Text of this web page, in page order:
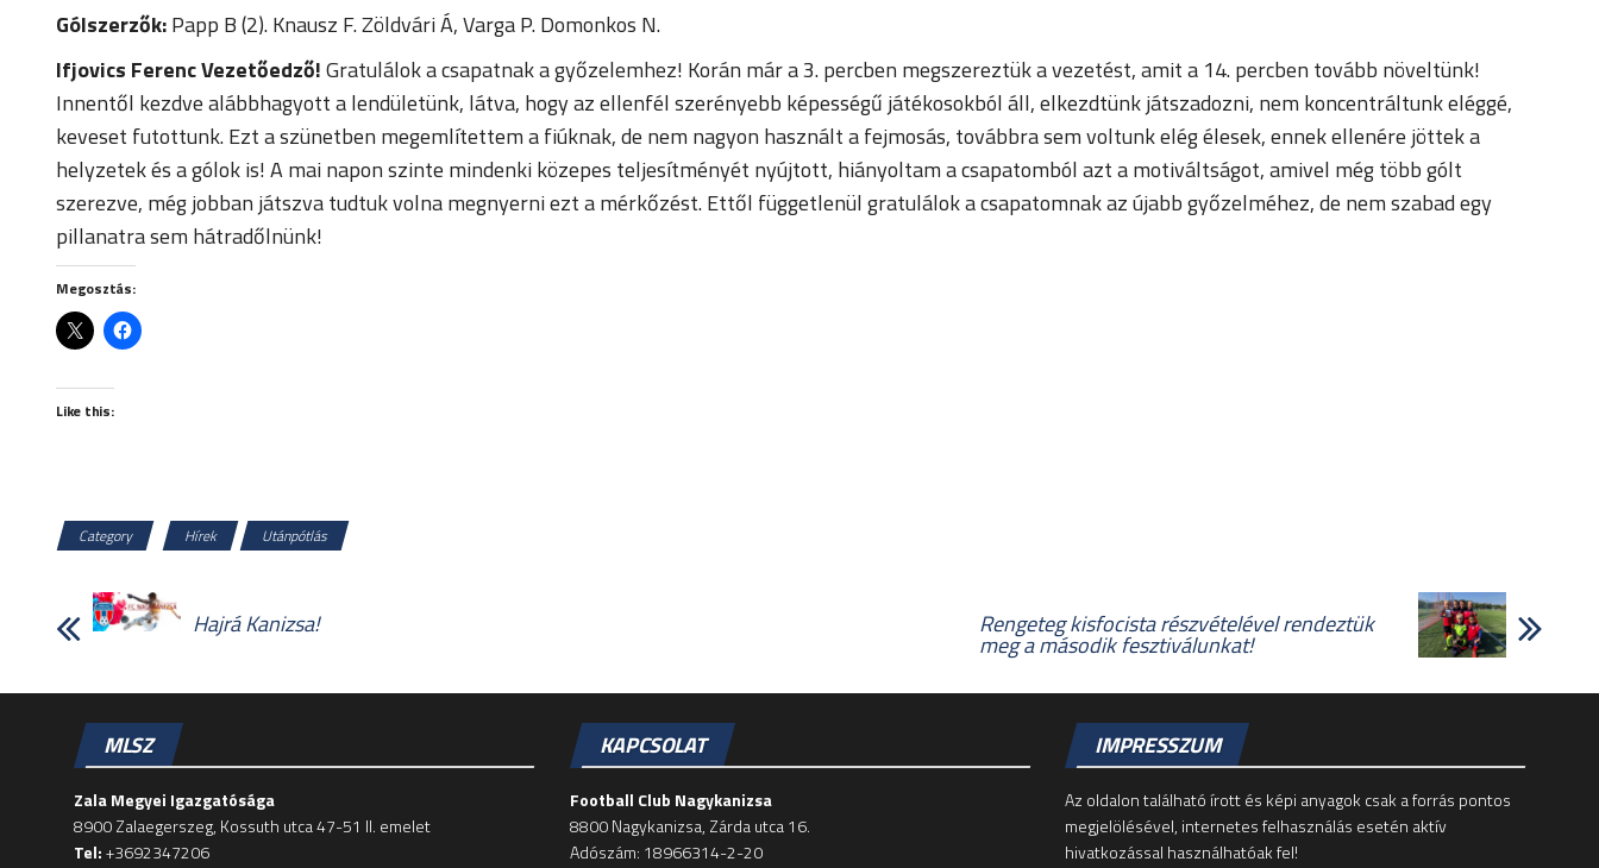
Gólszerzők:Papp B (2). Knausz F. Zöldvári Á, Varga P. Domonkos N.
Ifjovics Ferenc Vezetőedző!Gratulálok a csapatnak a győzelemhez! Korán már a 3. percben megszereztük a vezetést, amit a 14. percben tovább növeltünk!
Innentől kezdve alábbhagyott a lendületünk, látva, hogy az ellenfél szerényebb képességű játékosokból áll, elkezdtünk játszadozni, nem koncentráltunk eléggé,
keveset futottunk. Ezt a szünetben megemlítettem a fiúknak, de nem nagyon használt a fejmosás, továbbra sem voltunk elég élesek, ennek ellenére jöttek a
helyzetek és a gólok is! A mai napon szinte mindenki közepes teljesítményét nyújtott, hiányoltam a csapatomból azt a motiváltságot, amivel még több gólt
szerezve, még jobban játszva tudtuk volna megnyerni ezt a mérkőzést. Ettől függetlenül gratulálok a csapatomnak az újabb győzelméhez, de nem szabad egy
pillanatra sem hátradőlnünk!
Megosztás:
Like this:
Category Hírek Utánpótlás
Hajrá Kanizsa! Rengeteg kisfocista részvételével rendeztük
meg a második fesztiválunkat!
MLSZ
Zala Megyei Igazgatósága
8900 Zalaegerszeg, Kossuth utca 47-51 II. emelet
Tel:+3692347206
KAPCSOLAT
Football Club Nagykanizsa
8800 Nagykanizsa, Zárda utca 16.
Adószám: 18966314-2-20
IMPRESSZUM
Az oldalon található írott és képi anyagok csak a forrás pontos
megjelölésével, internetes felhasználás esetén aktív
hivatkozással használhatóak fel!